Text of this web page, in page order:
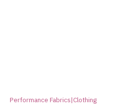
Performance Fabrics|Clothing